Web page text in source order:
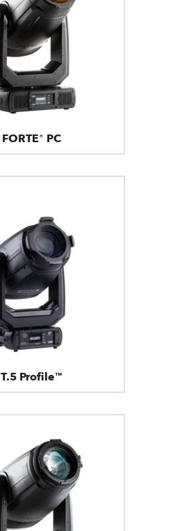
FORTE® PC
T.5 Profile™